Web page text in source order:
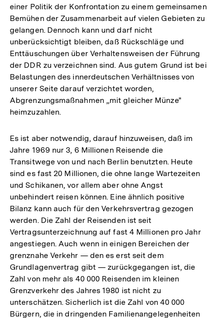
einer Politik der Konfrontation zu einem gemeinsamen
Bemühen der Zusammenarbeit auf vielen Gebieten zu
gelangen. Dennoch kann und darf nicht
unberücksichtigt bleiben, daß Rückschläge und
Enttäuschungen über Verhaltensweisen der Führung
der DDR zu verzeichnen sind. Aus gutem Grund ist bei
Belastungen des innerdeutschen Verhältnisses von
unserer Seite darauf verzichtet worden,
Abgrenzungsmaßnahmen „mit gleicher Münze"
heimzuzahlen.
Es ist aber notwendig, darauf hinzuweisen, daß im
Jahre 1969 nur 3, 6 Millionen Reisende die
Transitwege von und nach Berlin benutzten. Heute
sind es fast 20 Millionen, die ohne lange Wartezeiten
und Schikanen, vor allem aber ohne Angst
unbehindert reisen können. Eine ähnlich positive
Bilanz kann auch für den Verkehrsvertrag gezogen
werden. Die Zahl der Reisenden ist seit
Vertragsunterzeichnung auf fast 4 Millionen pro Jahr
angestiegen. Auch wenn in einigen Bereichen der
grenznahe Verkehr — den es erst seit dem
Grundlagenvertrag gibt — zurückgegangen ist, die
Zahl von mehr als 40 000 Reisenden im kleinen
Grenzverkehr des Jahres 1980 ist nicht zu
unterschätzen. Sicherlich ist die Zahl von 40 000
Bürgern, die in dringenden Familienangelegenheiten